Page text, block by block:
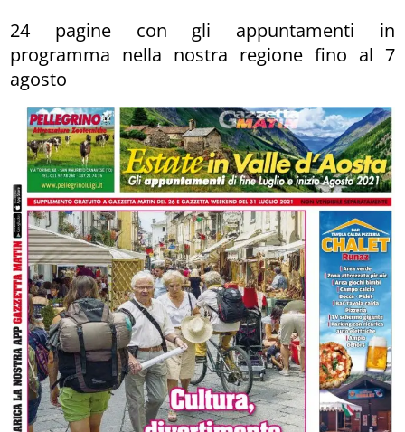
24 pagine con gli appuntamenti in
programma nella nostra regione fino al 7
agosto